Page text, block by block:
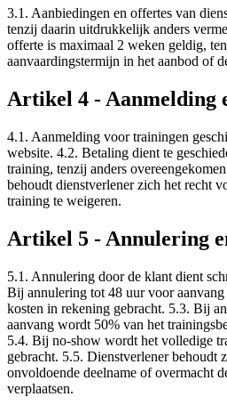
3.1. Aanbiedingen en offertes van
tenzij daarin uitdrukkelijk anders
offerte is maximaal 2 weken geldig,
aanvaardingstermijn in het aanbod of
Artikel 4 - Aanmelding
4.1. Aanmelding voor trainingen
website. 4.2. Betaling dient te
training, tenzij anders
behoudt dienstverlener zich het recht
training te weigeren.
Artikel 5 - Annulering
5.1. Annulering door de klant dient
Bij annulering tot 48 uur voor
kosten in rekening gebracht. 5.3. Bij
aanvang wordt 50% van het
5.4. Bij no-show wordt het volledige
gebracht. 5.5. Dienstverlener behoudt
onvoldoende deelname of overmacht
verplaatsen.